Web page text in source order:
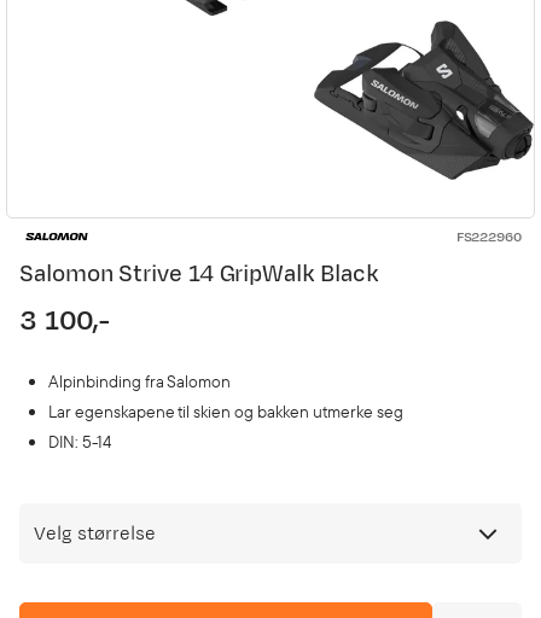
FS222960
Salomon Strive 14 GripWalk Black
price
3 100,-
Alpinbinding fra Salomon
Lar egenskapene til skien og bakken utmerke seg
DIN: 5-14
Velg størrelse